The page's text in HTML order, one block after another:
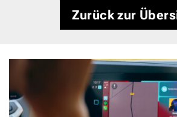
Zurück zur